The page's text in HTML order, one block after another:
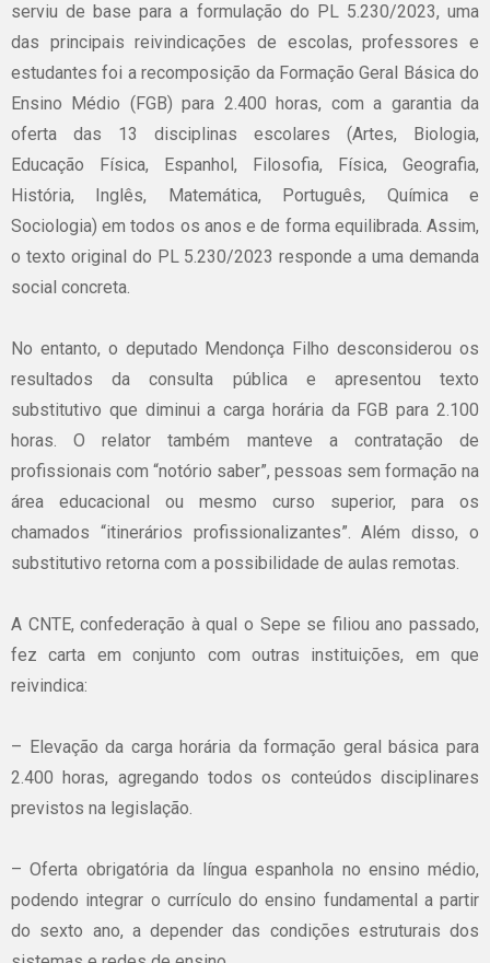
serviu de base para a formulação do PL 5.230/2023, uma
das principais reivindicações de escolas, professores e
estudantes foi a recomposição da Formação Geral Básica do
Ensino Médio (FGB) para 2.400 horas, com a garantia da
oferta das 13 disciplinas escolares (Artes, Biologia,
Educação Física, Espanhol, Filosofia, Física, Geografia,
História, Inglês, Matemática, Português, Química e
Sociologia) em todos os anos e de forma equilibrada. Assim,
o texto original do PL 5.230/2023 responde a uma demanda
social concreta.
No entanto, o deputado Mendonça Filho desconsiderou os
resultados da consulta pública e apresentou texto
substitutivo que diminui a carga horária da FGB para 2.100
horas. O relator também manteve a contratação de
profissionais com “notório saber”, pessoas sem formação na
área educacional ou mesmo curso superior, para os
chamados “itinerários profissionalizantes”. Além disso, o
substitutivo retorna com a possibilidade de aulas remotas.
A CNTE, confederação à qual o Sepe se filiou ano passado,
fez carta em conjunto com outras instituições, em que
reivindica:
– Elevação da carga horária da formação geral básica para
2.400 horas, agregando todos os conteúdos disciplinares
previstos na legislação.
– Oferta obrigatória da língua espanhola no ensino médio,
podendo integrar o currículo do ensino fundamental a partir
do sexto ano, a depender das condições estruturais dos